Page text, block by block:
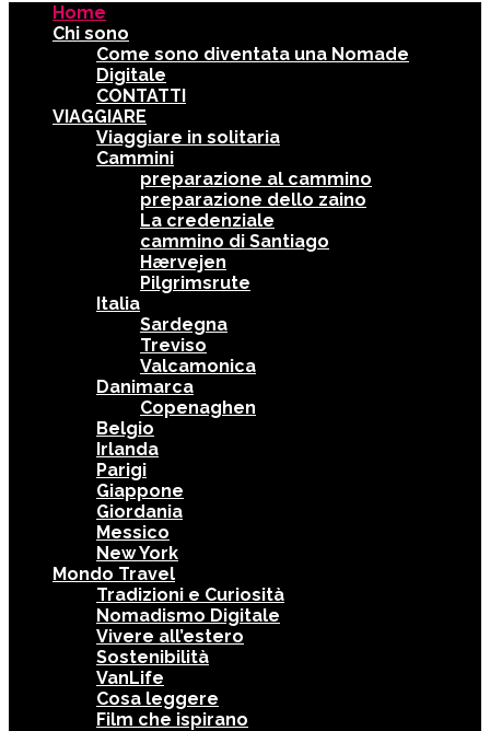
Home
Chi sono
Come sono diventata una Nomade
Digitale
CONTATTI
VIAGGIARE
Viaggiare in solitaria
Cammini
preparazione al cammino
preparazione dello zaino
La credenziale
cammino di Santiago
Hærvejen
Pilgrimsrute
Italia
Sardegna
Treviso
Valcamonica
Danimarca
Copenaghen
Belgio
Irlanda
Parigi
Giappone
Giordania
Messico
New York
Mondo Travel
Tradizioni e Curiosità
Nomadismo Digitale
Vivere all’estero
Sostenibilità
VanLife
Cosa leggere
Film che ispirano